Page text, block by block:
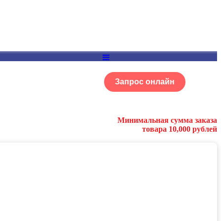
Запрос онлайн
Минимальная сумма заказа
товара 10,000 рублей